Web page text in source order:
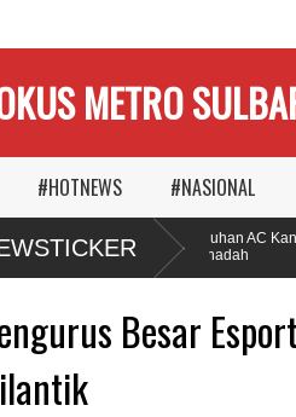
METRO
#HOTNEWS #NASIONAL
Puluhan AC
Penadah
Besar